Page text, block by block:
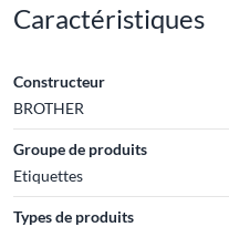
Caractéristiques
Constructeur
BROTHER
Groupe de produits
Etiquettes
Types de produits